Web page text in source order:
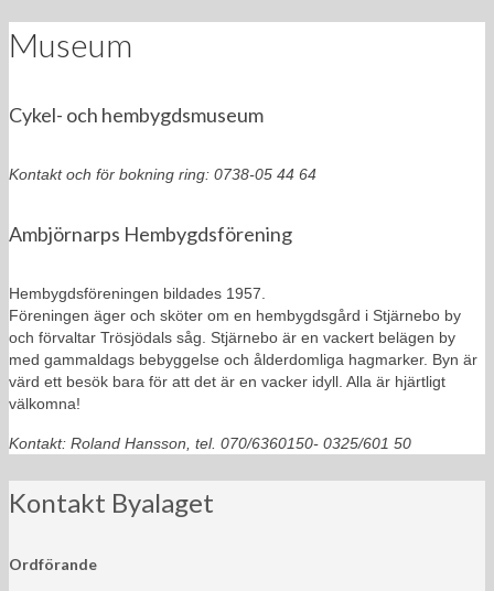
Museum
Cykel- och hembygdsmuseum
Kontakt och för bokning ring: 0738-05 44 64
Ambjörnarps Hembygdsförening
Hembygdsföreningen bildades 1957.
Föreningen äger och sköter om en hembygdsgård i Stjärnebo by
och förvaltar Trösjödals såg. Stjärnebo är en vackert belägen by
med gammaldags bebyggelse och ålderdomliga hagmarker. Byn är
värd ett besök bara för att det är en vacker idyll. Alla är hjärtligt
välkomna!
Kontakt: Roland Hansson, tel. 070/6360150- 0325/601 50
Kontakt Byalaget
Ordförande